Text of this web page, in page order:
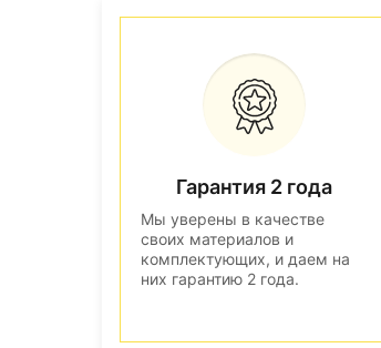
Гарантия 2 года
Мы уверены в качестве
своих материалов и
комплектующих, и даем на
них гарантию 2 года.